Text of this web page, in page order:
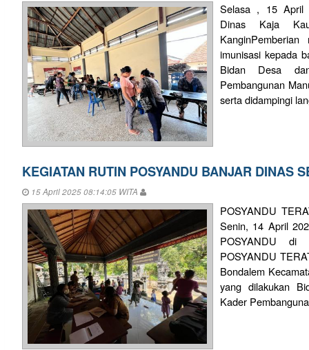
Selasa , 15 April
Dinas Kaja
imunisasi kepada
Bidan Desa
Pembangunan
serta didampingi
KEGIATAN RUTIN POSYANDU BANJAR DINAS
15 April 2025 08:14:05 WITA
POSYANDU
Senin, 14 April
POSYANDU di
POSYANDU
Bondalem
yang dilakukan
Kader